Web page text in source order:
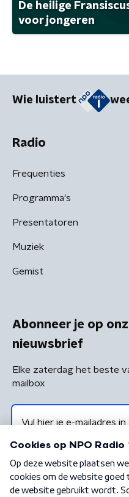
De heilige
voor jongeren
Wie luistert
Radio
Frequenties
Programma's
Presentatoren
Muziek
Gemist
Abonneer je op
nieuwsbrief
Elke zaterdag het beste
mailbox